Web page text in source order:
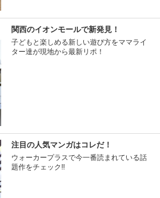
関西のイオンモールで新発見！
子どもと楽しめる新しい遊び方をママライ
ター達が現地から最新リポ！
注目の人気マンガはコレだ！
ウォーカープラスで今一番読まれている話
題作をチェック!!